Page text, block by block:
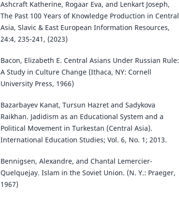
Ashcraft Katherine, Rogaar Eva, and Lenkart Joseph,
The Past 100 Years of Knowledge Production in Central
Asia, Slavic & East European Information Resources,
24:4, 235-241, (2023)
Bacon, Elizabeth E. Central Asians Under Russian Rule:
A Study in Culture Change (Ithaca, NY: Cornell
University Press, 1966)
Bazarbayev Kanat, Tursun Hazret and Sadykova
Raikhan. Jadidism as an Educational System and a
Political Movement in Turkestan (Central Asia).
International Education Studies; Vol. 6, No. 1; 2013.
Bennigsen, Alexandre, and Chantal Lemercier-
Quelquejay. Islam in the Soviet Union. (N. Y.: Praeger,
1967)